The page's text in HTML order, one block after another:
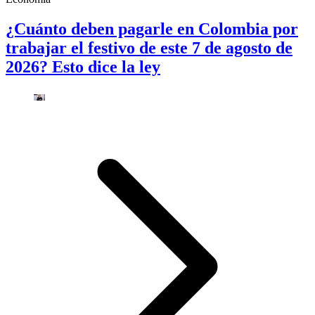
¿Cuánto deben pagarle en Colombia por
trabajar el festivo de este 7 de agosto de
2026? Esto dice la ley